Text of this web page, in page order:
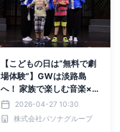
【こどもの日は“無料で劇
場体験”】GWは淡路島
へ！ 家族で楽しむ音楽×ダ
ンスの特別4日間 劇場 波
乗亭『こどもの日無料招待
デー』5月2日より開催
2026-04-27 10:30
株式会社パソナグループ